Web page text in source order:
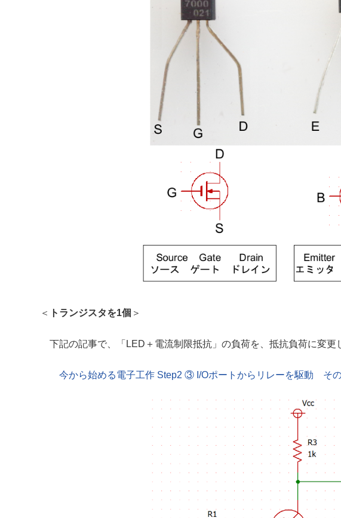
＜ トランジスタを1個 ＞
下記の記事で、「LED＋電流制限抵抗」の負荷を、抵抗負荷に変更
今から始める電子工作 Step2 ③ I/Oポートからリレーを駆動 そ